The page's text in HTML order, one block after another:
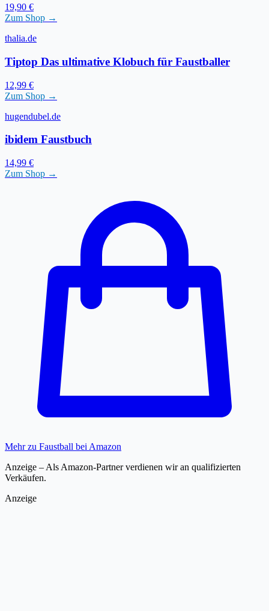
19,90 €
Zum Shop →
thalia.de
Tiptop Das ultimative Klobuch für Faustballer
12,99 €
Zum Shop →
hugendubel.de
ibidem Faustbuch
14,99 €
Zum Shop →
Mehr zu Faustball bei Amazon
Anzeige – Als Amazon-Partner verdienen wir an qualifizierten
Verkäufen.
Anzeige